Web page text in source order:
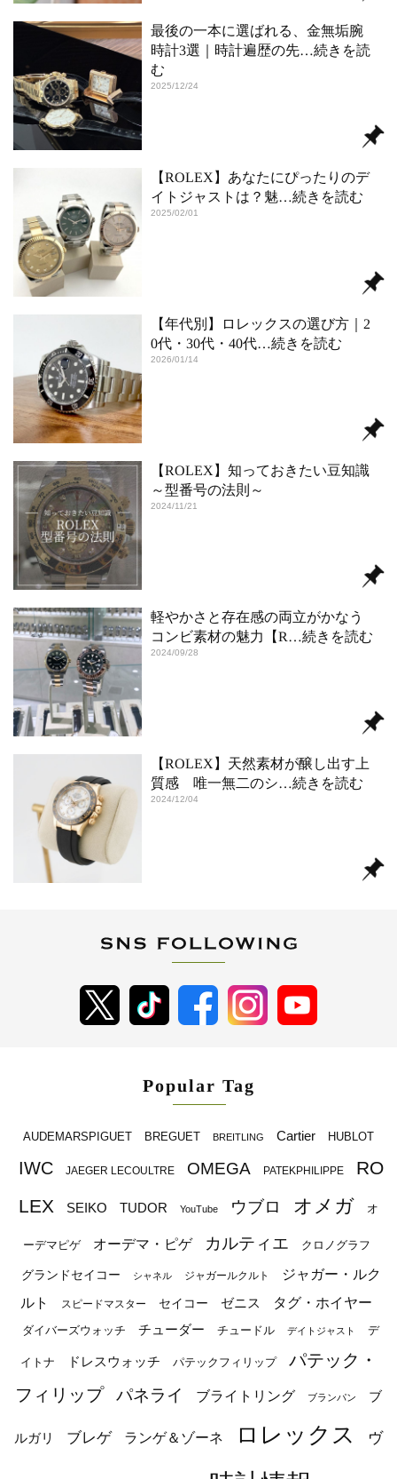
最後の一本に選ばれる、金無垢腕
時計3選｜時計遍歴の先…続きを読
む
2025/12/24
【ROLEX】あなたにぴったりのデ
イトジャストは？魅…続きを読む
2025/02/01
【年代別】ロレックスの選び方｜2
0代・30代・40代…続きを読む
2026/01/14
【ROLEX】知っておきたい豆知識
～型番号の法則～
2024/11/21
軽やかさと存在感の両立がかなう
コンビ素材の魅力【R …続きを読む
2024/09/28
【ROLEX】天然素材が醸し出す上
質感 唯一無二のシ…続きを読む
2024/12/04
Popular Tag
AUDEMARSPIGUET BREGUET BREITLING Cartier HUBLOT
IWC JAEGER LECOULTRE OMEGA PATEKPHILIPPE
RO
LEX
SEIKO TUDOR YouTube ウブロ オメガ オ
ーデマピゲ オーデマ・ピゲ カルティエ クロノグラフ
グランドセイコー シャネル ジャガールクルト
ジャガー・ルク
ルト
スピードマスター セイコー ゼニス タグ・ホイヤー
ダイバーズウォッチ チューダー チュードル デイトジャスト デ
イトナ ドレスウォッチ パテックフィリップ
パテック・
フィリップ
パネライ ブライトリング ブランパン ブ
ルガリ ブレゲ ランゲ＆ゾーネ ロレックス ヴ